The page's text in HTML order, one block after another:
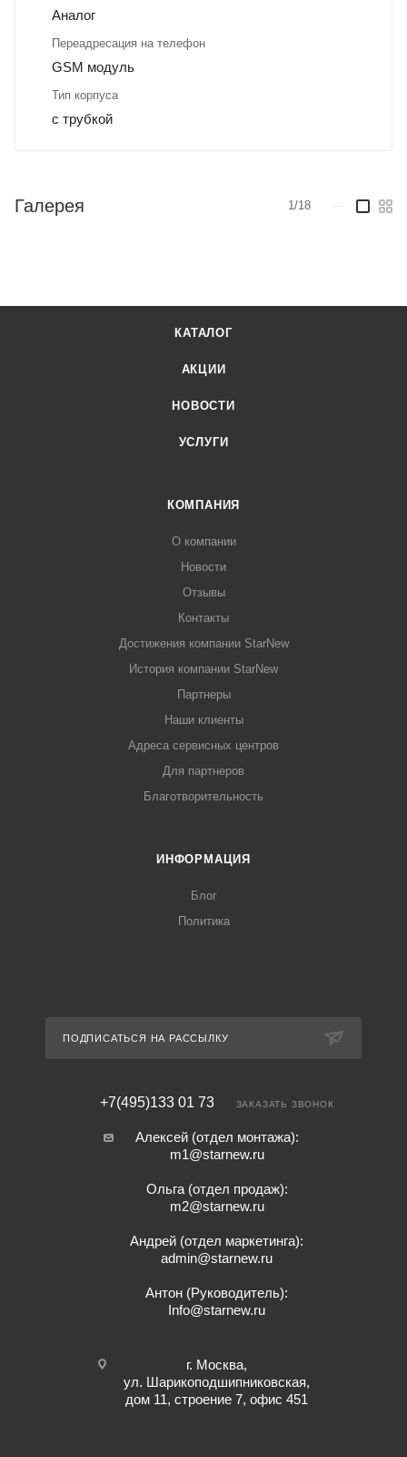
Аналог
Переадресация на телефон
GSM модуль
Тип корпуса
с трубкой
Галерея 1/18
КАТАЛОГ
АКЦИИ
НОВОСТИ
УСЛУГИ
КОМПАНИЯ
О компании
Новости
Отзывы
Контакты
Достижения компании StarNew
История компании StarNew
Партнеры
Наши клиенты
Адреса сервисных центров
Для партнеров
Благотворительность
ИНФОРМАЦИЯ
Блог
Политика
ПОДПИСАТЬСЯ НА РАССЫЛКУ
+7(495)133 01 73 ЗАКАЗАТЬ ЗВОНОК
Алексей (отдел монтажа):
m1@starnew.ru
Ольга (отдел продаж):
m2@starnew.ru
Андрей (отдел маркетинга):
admin@starnew.ru
Антон (Руководитель):
Info@starnew.ru
г. Москва,
ул. Шарикоподшипниковская,
дом 11, строение 7, офис 451